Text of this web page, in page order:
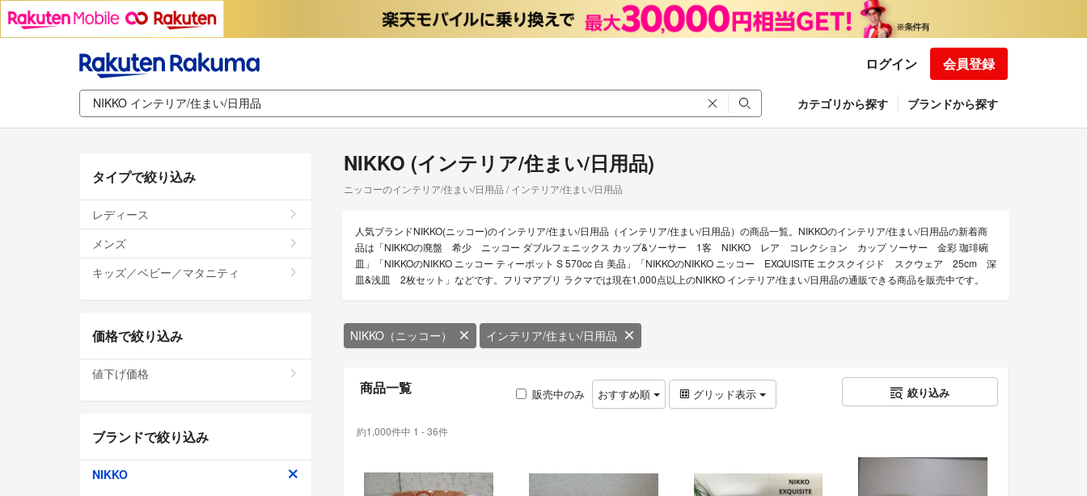
ログイン 会員登録
カテゴリから探す ブランドから探す
NIKKO (インテリア/住まい/日用品)
ニッコーのインテリア/住まい/日用品 / インテリア/住まい/日用品
人気ブランドNIKKO(ニッコー)のインテリア/住まい/日用品（インテリア/住まい/日用品）の商品一覧。NIKKOのインテリア/住まい/日用品の新着商
品は「NIKKOの廃盤 希少 ニッコー ダブルフェニックス カップ&ソーサー 1客 NIKKO レア コレクション カップ ソーサー 金彩 珈琲碗
皿」「NIKKOのNIKKO ニッコー ティーポット S 570cc 白 美品」「NIKKOのNIKKO ニッコー EXQUISITE エクスクイジド スクウェア 25cm 深
皿&浅皿 2枚セット」などです。フリマアプリ ラクマでは現在1,000点以上のNIKKO インテリア/住まい/日用品の通販できる商品を販売中です。
NIKKO（ニッコー） インテリア/住まい/日用品
商品一覧 販売中のみ おすすめ順 グリッド表示 絞り込み
約1,000件中 1 - 36件
タイプで絞り込み
レディース
メンズ
キッズ／ベビー／マタニティ
価格で絞り込み
値下げ価格
ブランドで絞り込み
NIKKO